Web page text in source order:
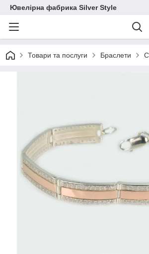
Ювелірна фабрика Silver Style
Товари та послуги Браслети